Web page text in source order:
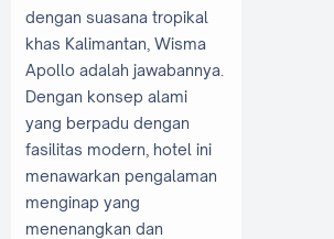
dengan suasana tropikal
khas Kalimantan, Wisma
Apollo adalah jawabannya.
Dengan konsep alami
yang berpadu dengan
fasilitas modern, hotel ini
menawarkan pengalaman
menginap yang
menenangkan dan